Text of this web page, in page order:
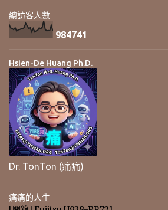
總訪客人數
984741
Hsien-De Huang Ph.D.
Dr. TonTon (痛痛)
痛痛的人生